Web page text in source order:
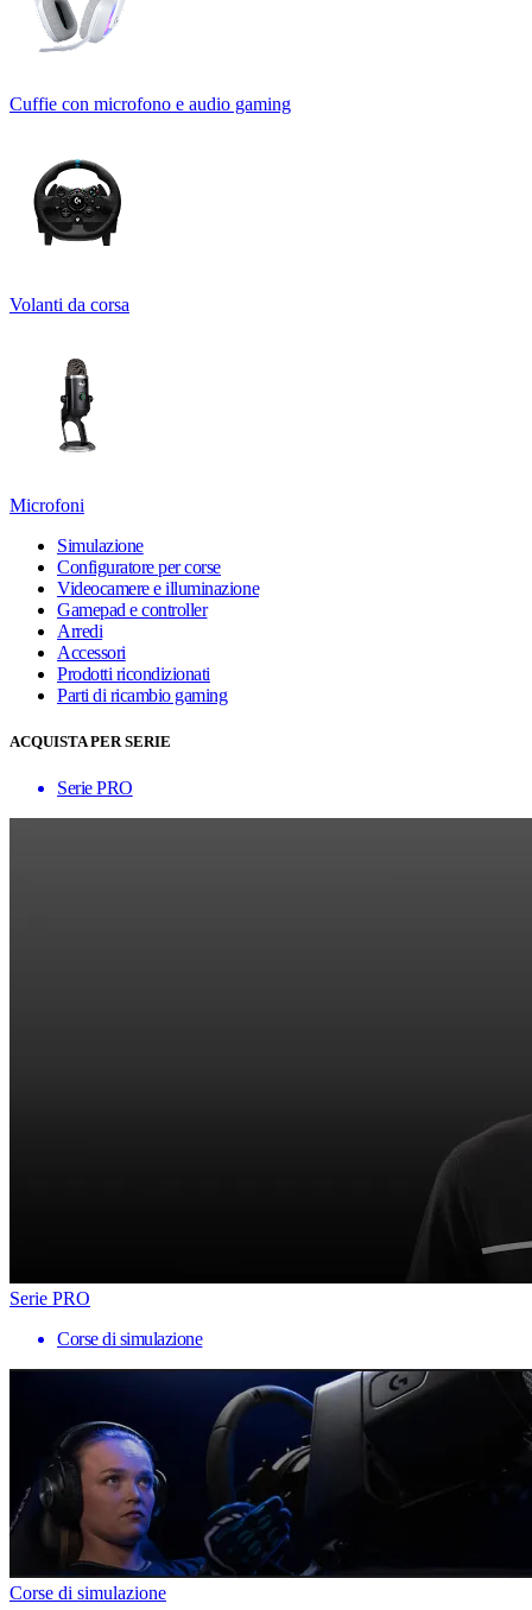
Cuffie con microfono e audio gaming
Volanti da corsa
Microfoni
Simulazione
Configuratore per corse
Videocamere e illuminazione
Gamepad e controller
Arredi
Accessori
Prodotti ricondizionati
Parti di ricambio gaming
ACQUISTA PER SERIE
Serie PRO
Serie PRO
Corse di simulazione
Corse di simulazione